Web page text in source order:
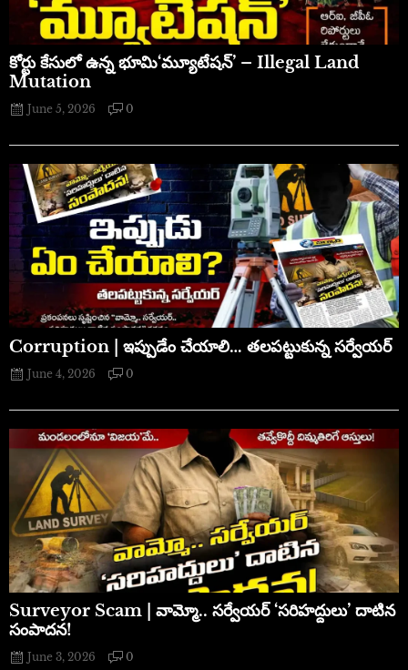
​కోర్టు కేసులో ఉన్న భూమి‘మ్యూటేషన్’ – Illegal Land
Mutation
June 5, 2026 0
Corruption | ఇప్పుడేం చేయాలి… తలపట్టుకున్న సర్వేయర్
June 4, 2026 0
​Surveyor Scam | వామ్మో.. సర్వేయర్ ‘సరిహద్దులు’ దాటిన
సంపాదన!
June 3, 2026 0